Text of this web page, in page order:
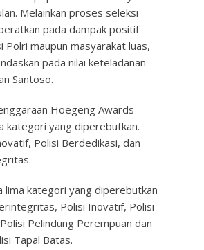
Melainkan proses seleksi
pada dampak positif
Polri maupun masyarakat luas,
pada nilai keteladanan
Santoso.
Hoegeng Awards
kategori yang diperebutkan.
Polisi Berdedikasi, dan
lima kategori yang diperebutkan
Polisi Inovatif, Polisi
Pelindung Perempuan dan
Tapal Batas.